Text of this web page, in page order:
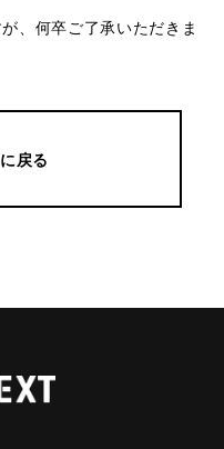
、何卒ご了承いただきま
戻る